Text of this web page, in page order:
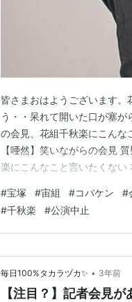
皆さまおはようございます。
う・・呆れて開いた口が塞
の会見、花組千秋楽にこんな
【唖然】笑いながらの会見
楽にこんなこと言いたくない
ん）のトップお披露目以降、
今度こそは・・と思っていま
#宝塚 #宙組 #コバケン #
#千秋楽 #公演中止
毎日100%タカラヅカ✨ • 3年前
【注目？】記者会見